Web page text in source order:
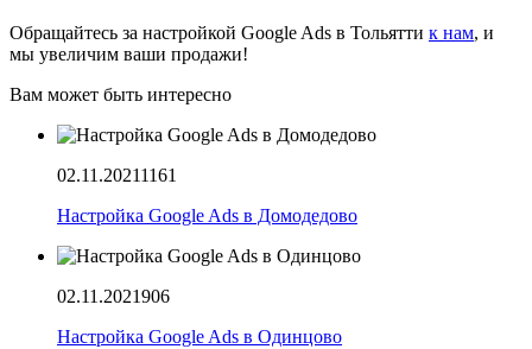
Обращайтесь за настройкой Google Ads в Тольятти к нам, и
мы увеличим ваши продажи!
Вам может быть интересно
02.11.20211161
Настройка Google Ads в Домодедово
02.11.2021906
Настройка Google Ads в Одинцово